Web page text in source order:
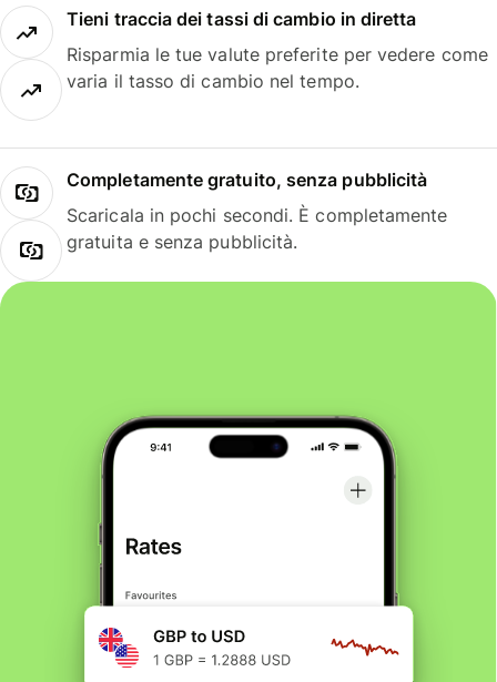
Tieni traccia dei tassi di cambio in diretta
Risparmia le tue valute preferite per vedere come
varia il tasso di cambio nel tempo.
Completamente gratuito, senza pubblicità
Scaricala in pochi secondi. È completamente
gratuita e senza pubblicità.